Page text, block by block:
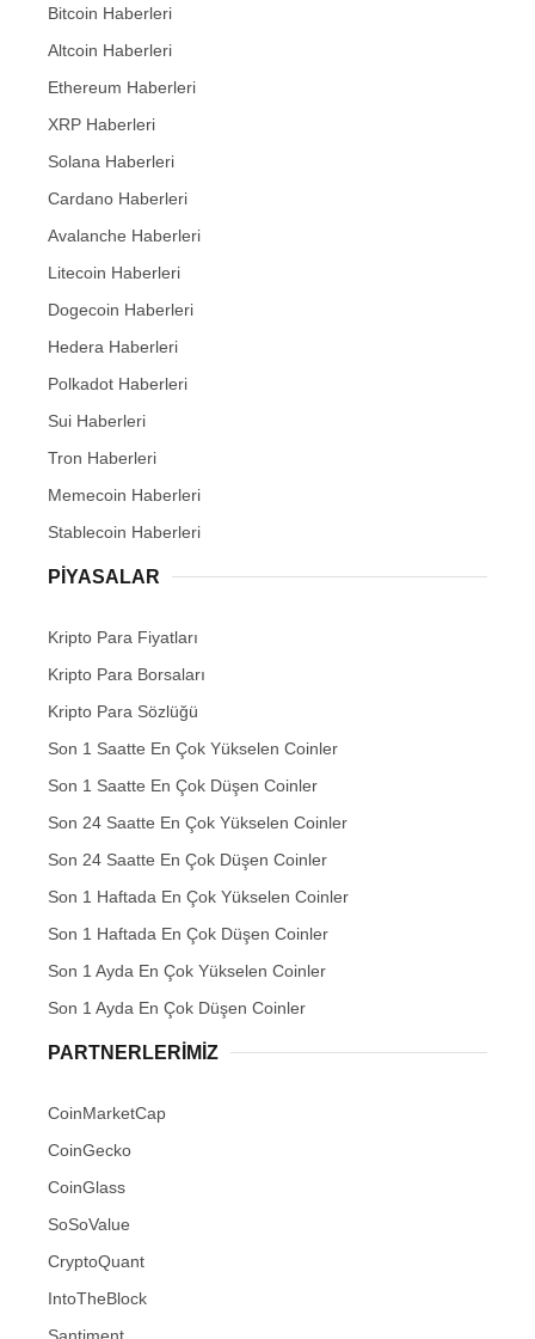
Bitcoin Haberleri
Altcoin Haberleri
Ethereum Haberleri
XRP Haberleri
Solana Haberleri
Cardano Haberleri
Avalanche Haberleri
Litecoin Haberleri
Dogecoin Haberleri
Hedera Haberleri
Polkadot Haberleri
Sui Haberleri
Tron Haberleri
Memecoin Haberleri
Stablecoin Haberleri
PIYASALAR
Kripto Para Fiyatları
Kripto Para Borsaları
Kripto Para Sözlüğü
Son 1 Saatte En Çok Yükselen Coinler
Son 1 Saatte En Çok Düşen Coinler
Son 24 Saatte En Çok Yükselen Coinler
Son 24 Saatte En Çok Düşen Coinler
Son 1 Haftada En Çok Yükselen Coinler
Son 1 Haftada En Çok Düşen Coinler
Son 1 Ayda En Çok Yükselen Coinler
Son 1 Ayda En Çok Düşen Coinler
PARTNERLERIMIZ
CoinMarketCap
CoinGecko
CoinGlass
SoSoValue
CryptoQuant
IntoTheBlock
Santiment